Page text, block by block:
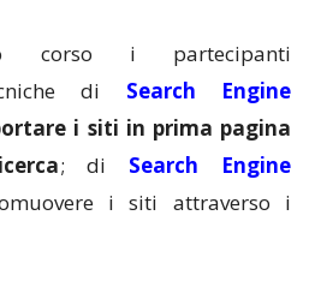
corso i partecipanti
di Search Engine
i siti in prima pagina
; di Search Engine
i siti attraverso i